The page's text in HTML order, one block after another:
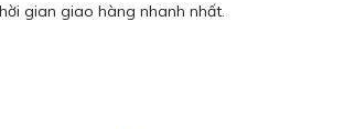
gian giao hàng nhanh nhất.